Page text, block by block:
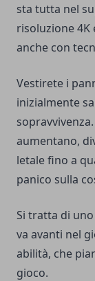
sta tutta nel
risoluzione 4K
anche con
Vestirete i
inizialmente
aumentano,
letale fino a
panico sulla
Si tratta di
va avanti nel
abilità, che
gioco.